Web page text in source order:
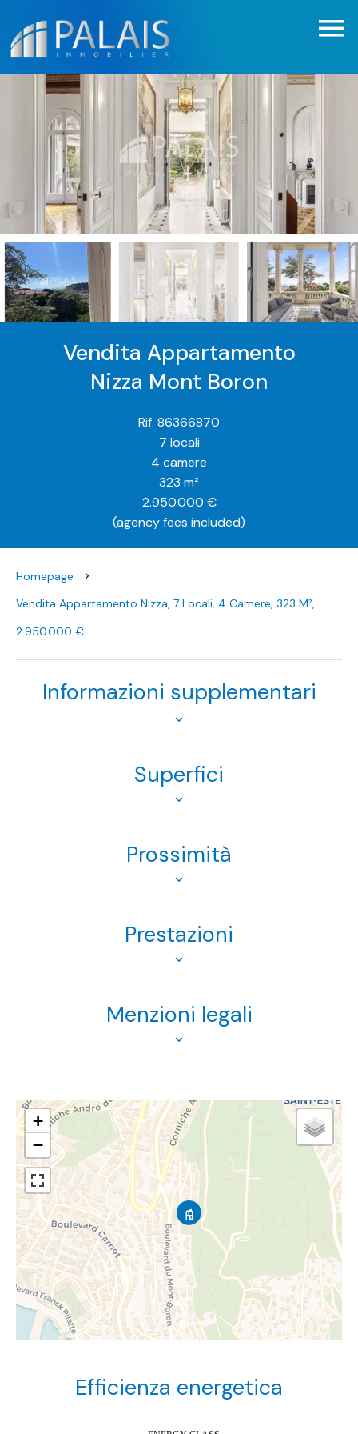
Vendita Appartamento
Nizza Mont Boron
Rif. 86366870
7 locali
4 camere
323 m²
2.950.000 €
(agency fees included)
Homepage
Vendita Appartamento Nizza, 7 Locali, 4 Camere, 323 M²,
2.950.000 €
Informazioni supplementari
Superfici
Prossimità
Prestazioni
Menzioni legali
+
−
Efficienza energetica